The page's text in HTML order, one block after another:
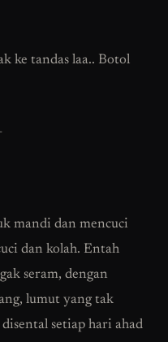
ke tandas laa.. Botol
mandi dan mencuci
dan kolah. Entah
seram, dengan
lumut yang tak
setiap hari ahad